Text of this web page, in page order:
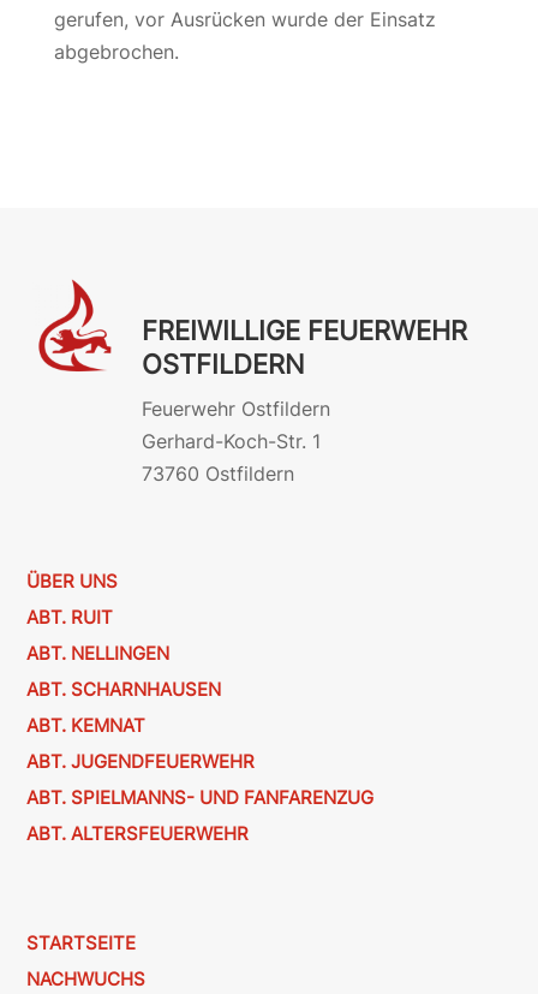
gerufen, vor Ausrücken wurde der Einsatz
abgebrochen.
FREIWILLIGE FEUERWEHR
OSTFILDERN
Feuerwehr Ostfildern
Gerhard-Koch-Str. 1
73760 Ostfildern
ÜBER UNS
ABT. RUIT
ABT. NELLINGEN
ABT. SCHARNHAUSEN
ABT. KEMNAT
ABT. JUGENDFEUERWEHR
ABT. SPIELMANNS- UND FANFARENZUG
ABT. ALTERSFEUERWEHR
STARTSEITE
NACHWUCHS